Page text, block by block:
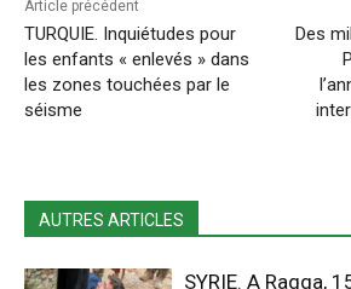
Article précédent
TURQUIE. Inquiétudes pour
les enfants « enlevés » dans
les zones touchées par le
séisme
Des
AUTRES ARTICLES
SYRIE. A Raqqa,